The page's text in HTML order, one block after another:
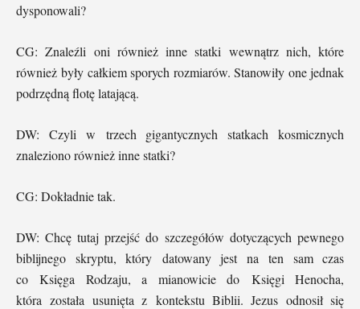
dysponowali?
CG: Znaleźli oni również inne statki wewnątrz nich, które
również były całkiem sporych rozmiarów. Stanowiły one jednak
podrzędną flotę latającą.
DW: Czyli w trzech gigantycznych statkach kosmicznych
znaleziono również inne statki?
CG: Dokładnie tak.
DW: Chcę tutaj przejść do szczegółów dotyczących pewnego
biblijnego skryptu, który datowany jest na ten sam czas
co Księga Rodzaju, a mianowicie do Księgi Henocha,
która została usunięta z kontekstu Biblii. Jezus odnosił się